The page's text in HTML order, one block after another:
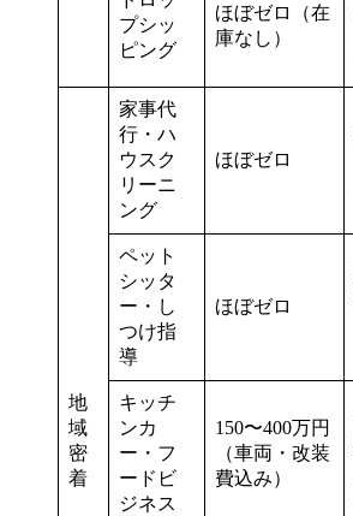
プシッ
ピング
ほぼゼロ（在
庫なし）
地
域
密
着
家事代
行・ハ
ウスク
リーニ
ング
ほぼゼロ
ペット
シッタ
ー・し
つけ指
導
ほぼゼロ
キッチ
ンカ
ー・フ
ードビ
ジネス
150〜400万円
（車両・改装
費込み）